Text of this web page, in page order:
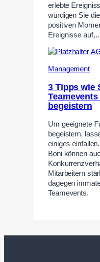
erlebte
würdigen Sie
positiven
Ereignisse
Management
3 Tipps wie
begeistern
Um geeignete
begeistern,
einiges
Boni können
Mitarbeitern
dagegen
Teamevents.